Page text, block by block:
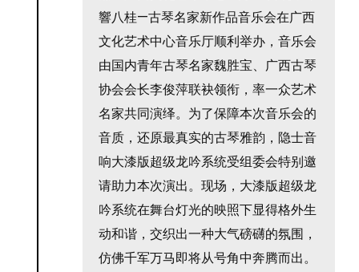
響八桂—古琴名家新作品音乐会在广西
文化艺术中心音乐厅顺利举办，音乐会
由国内青年古琴名家魏胜宝、广西古琴
协会会长李俊萍联袂领衔，率一众艺术
名家共同演绎。为了保障本次音乐会的
音质，还原最真实的古琴雅韵，隐士音
响大漆版超级龙吟系统受组委会特别邀
请助力本次演出。现场，大漆版超级龙
吟系统在舞台灯光的映照下显得格外生
动和谐，交织出一种大气磅礴的氛围，
仿佛千军万马即将从号角中奔腾而出。